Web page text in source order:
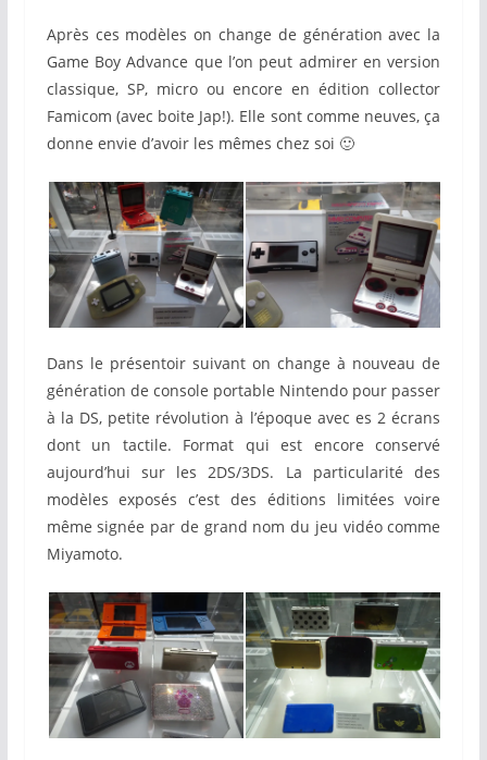
Après ces modèles on change de génération avec la
Game Boy Advance que l’on peut admirer en version
classique, SP, micro ou encore en édition collector
Famicom (avec boite Jap!). Elle sont comme neuves, ça
donne envie d’avoir les mêmes chez soi 🙂
Dans le présentoir suivant on change à nouveau de
génération de console portable Nintendo pour passer
à la DS, petite révolution à l’époque avec es 2 écrans
dont un tactile. Format qui est encore conservé
aujourd’hui sur les 2DS/3DS. La particularité des
modèles exposés c’est des éditions limitées voire
même signée par de grand nom du jeu vidéo comme
Miyamoto.